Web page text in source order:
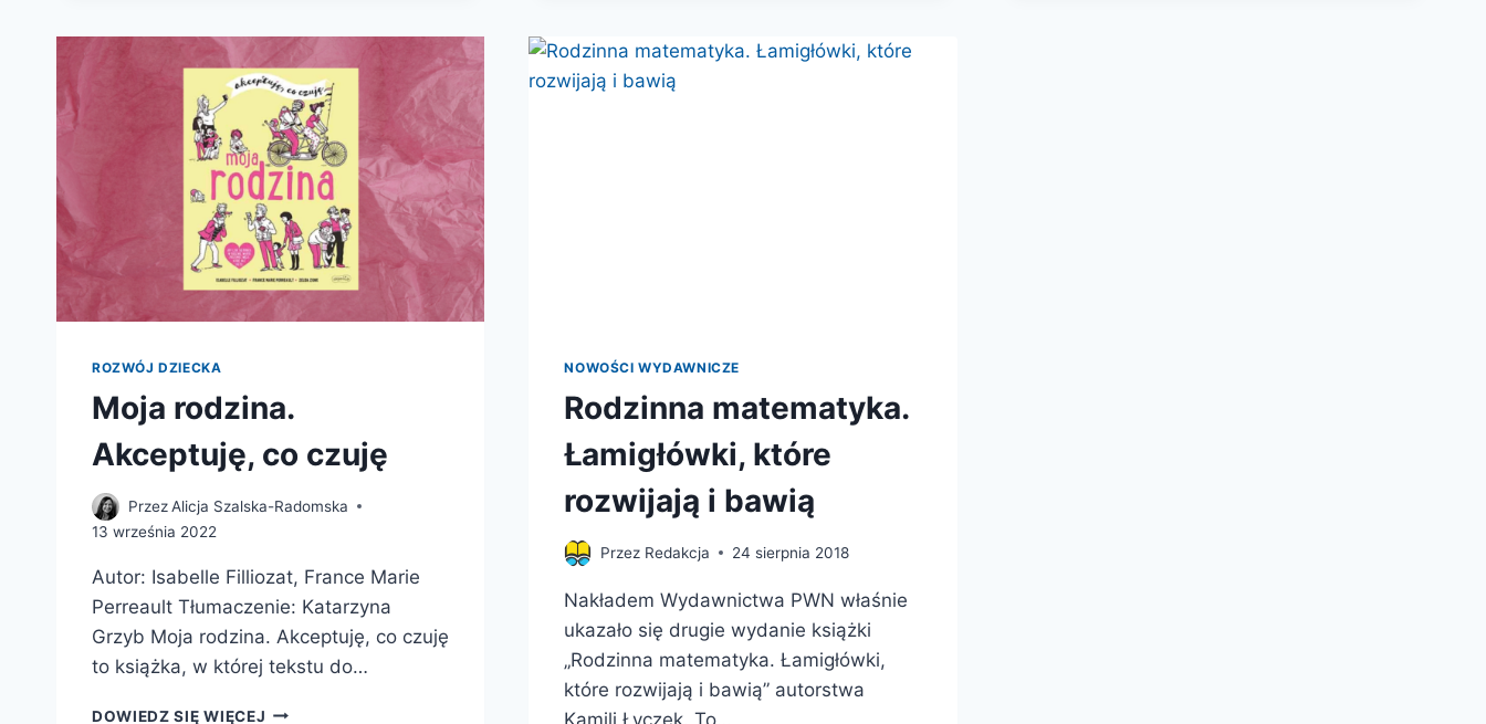
NA
TERAPIACH.
REPORTAŻ
Z
PODZIELONEGO
KRAJU
ROZWÓJ DZIECKA
Moja rodzina.
Akceptuję, co czuję
PrzezAlicja Szalska-Radomska
13 września 2022
Autor: Isabelle Filliozat, France Marie
Perreault Tłumaczenie: Katarzyna
Grzyb Moja rodzina. Akceptuję, co czuję
to książka, w której tekstu do…
DOWIEDZ SIĘ WIĘCEJ MOJA
NOWOŚCI WYDAWNICZE
Rodzinna matematyka.
Łamigłówki, które
rozwijają i bawią
Przez Redakcja 24 sierpnia 2018
Nakładem Wydawnictwa PWN właśnie
ukazało się drugie wydanie książki
„Rodzinna matematyka. Łamigłówki,
które rozwijają i bawią” autorstwa
Kamili Łyczek. To…